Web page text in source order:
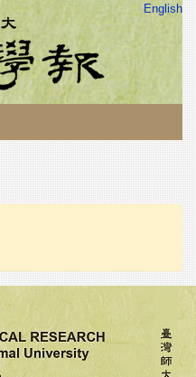
English